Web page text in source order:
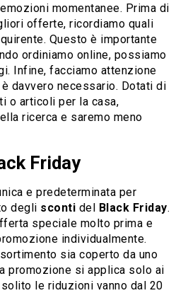
momentanee. Prima di
offerte, ricordiamo quali
Questo è importante
ordiniamo online, possiamo
Infine, facciamo attenzione
davvero necessario. Dotati di
o articoli per la casa,
ricerca e saremo meno
Friday
e predeterminata per
degli sconti del Black Friday.
speciale molto prima e
individualmente.
sia coperto da uno
promozione si applica solo ai
le riduzioni vanno dal 20